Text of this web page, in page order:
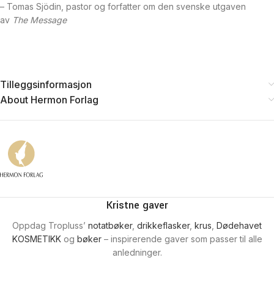
– Tomas Sjödin, pastor og forfatter om den svenske utgaven
av The Message
Tilleggsinformasjon
About Hermon Forlag
Kristne gaver
Oppdag Tropluss’ notatbøker, drikkeflasker, krus Dødehavet
KOSMETIKKog bøker– inspirerende gaver som passer til alle
anledninger.